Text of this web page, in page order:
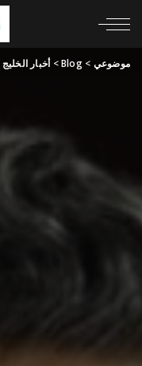
موضوعي >
Blog
> أخبار الخليج